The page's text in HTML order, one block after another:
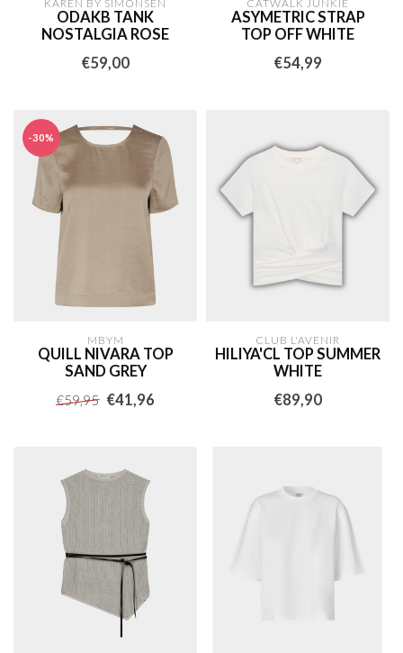
KAREN BY SIMONSEN
ODAKB TANK
NOSTALGIA ROSE
€59,00
CATWALK JUNKIE
ASYMETRIC STRAP
TOP OFF WHITE
€54,99
-30%
MBYM
QUILL NIVARA TOP
SAND GREY
€59,95 €41,96
CLUB L'AVENIR
HILIYA'CL TOP SUMMER
WHITE
€89,90